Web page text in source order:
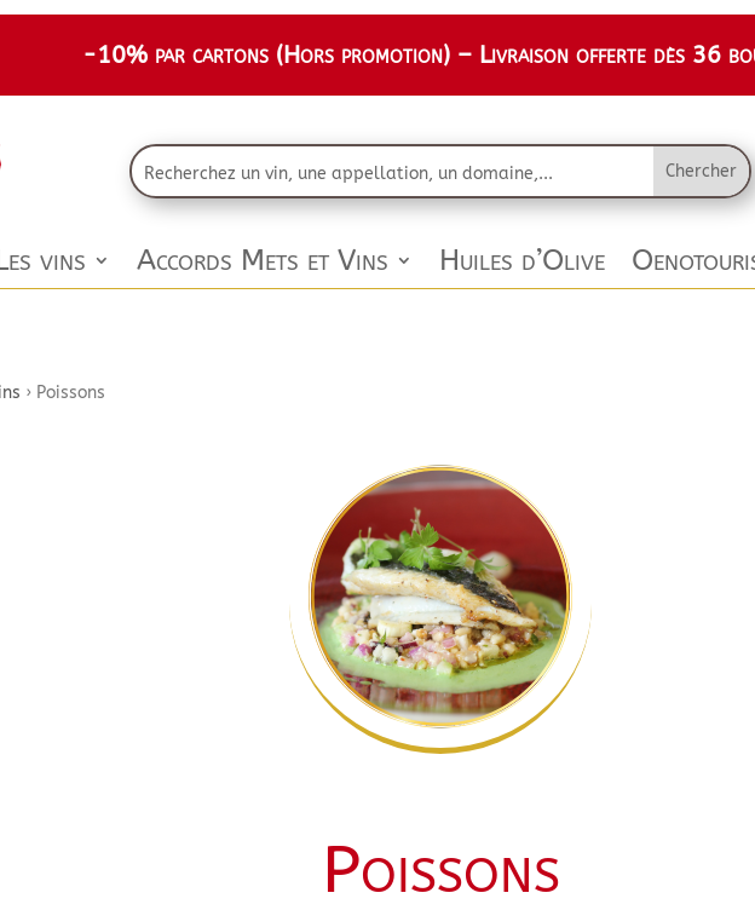
-10% par cartons (Hors promotion) – Livraison offerte dès 36
vins Accords Mets et Vins Huiles d’Olive
› Poissons
Poissons